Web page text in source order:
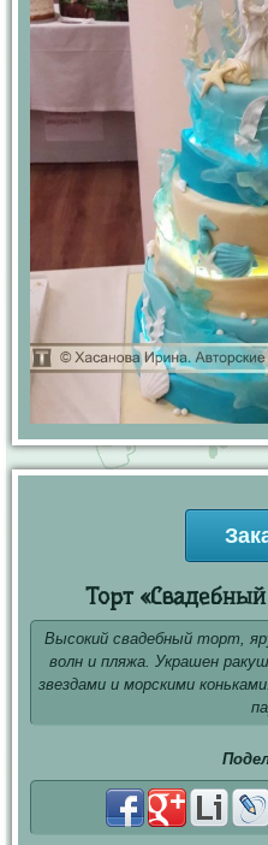
Торт
Высокий свадебный торт,
волн и пляжа. Украшен
звездами и морскими